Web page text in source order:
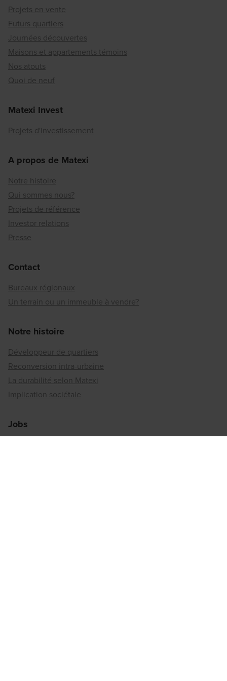
Projets en vente
Futurs quartiers
Journées découvertes
Maisons et appartements témoins
Nos atouts
Quoi de neuf
Matexi Invest
Projets d'investissement
A propos de Matexi
Notre histoire
Qui sommes nous?
Projets de référence
Investor relations
Presse
Contact
Bureaux régionaux
Un terrain ou un immeuble à vendre?
Notre histoire
Développeur de quartiers
Reconversion intra-urbaine
La durabilité selon Matexi
Implication sociétale
Jobs